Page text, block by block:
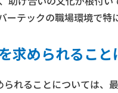
ーテックの職場環境で特
求められるこ
れることについては、